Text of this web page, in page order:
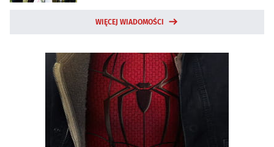
WIĘCEJ WIADOMOŚCI